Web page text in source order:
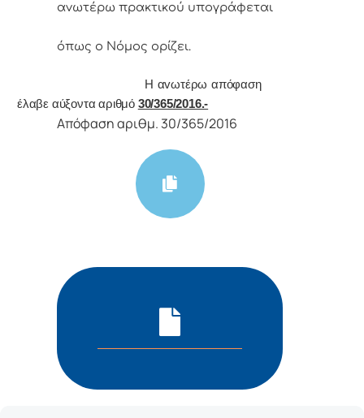
αvωτέρω πρακτικoύ υπoγράφεται
όπως o Νόμoς oρίζει.
Η αvωτέρω απόφαση
έλαβε αύξοντα αριθμό 30/365/2016.-
Απόφαση αριθμ. 30/365/2016